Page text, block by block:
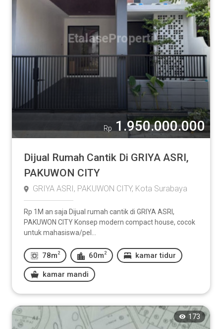
Rp 1.950.000.000
Dijual Rumah Cantik Di GRIYA ASRI,
PAKUWON CITY
GRIYA ASRI, PAKUWON CITY, Kota Surabaya
Rp 1M an saja Dijual rumah cantik di GRIYA ASRI,
PAKUWON CITY Konsep modern compact house, cocok
untuk mahasiswa/pel...
78m 2 60m 2 kamar tidur
kamar mandi
173